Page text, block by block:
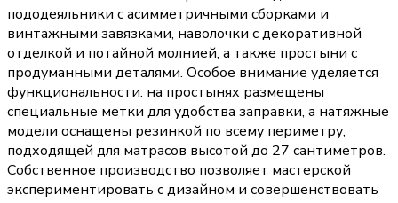
пододеяльники с асимметричными сборками и
винтажными завязками, наволочки с декоративной
отделкой и потайной молнией, а также простыни с
продуманными деталями. Особое внимание уделяется
функциональности: на простынях размещены
специальные метки для удобства заправки, а натяжные
модели оснащены резинкой по всему периметру,
подходящей для матрасов высотой до 27 сантиметров.
Собственное производство позволяет мастерской
экспериментировать с дизайном и совершенствовать